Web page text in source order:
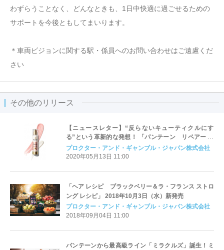
わずらうことなく、どんなときも、1日中快適に過ごせるための
サポートを今後ともしてまいります。
＊車両ビジョンに関する駅・係員へのお問い合わせはご遠慮くだ
さい
その他のリリース
【ニュースレター】“反らないキューティクルにす
る”という革新的な発想！ 「パンテーン リペアー ゴ
ールデン カプセル ミルク」の特長を大解剖！
プロクター・アンド・ギャンブル・ジャパン株式会社
2020年05月13日 11:00
「ヘア レシピ ブラックベリー＆ラ・フランス ストロ
ング レシピ」 2018年10月3日（水）新発売
プロクター・アンド・ギャンブル・ジャパン株式会社
2018年09月04日 11:00
パンテーンから最高級ライン「ミラクルズ」誕生！ミ